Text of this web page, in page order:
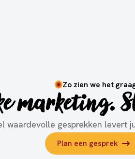
Zo zien we het
marketing.
waardevolle gesprekken levert
Plan een gesprek